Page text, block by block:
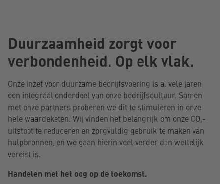
Duurzaamheid zorgt voor
verbondenheid. Op elk vlak.
Onze inzet voor duurzame bedrijfsvoering is al vele jaren
een integraal onderdeel van onze bedrijfscultuur. Samen
met onze partners proberen we dit te stimuleren in onze
hele waardeketen. Wij vinden het belangrijk om onze CO₂-
uitstoot te reduceren en zorgvuldig gebruik te maken van
hulpbronnen, en we gaan hierin veel verder dan wettelijk
vereist is.
Handelen met het oog op de toekomst.